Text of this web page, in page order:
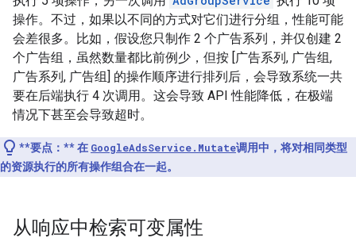
操作。不过，如果以不同的方式对它们进行分组，性能可能
会差很多。比如，假设您只制作 2 个广告系列，并仅创建 2
个广告组，虽然数量都比前例少，但按 [广告系列, 广告组,
广告系列, 广告组] 的操作顺序进行排列后，会导致系统一共
要在后端执行 4 次调用。这会导致 API 性能降低，在极端
情况下甚至会导致超时。
**要点：**在 GoogleAdsService.Mutate调用中，将对相同类型
的资源执行的所有操作组合在一起。
从响应中检索可变属性